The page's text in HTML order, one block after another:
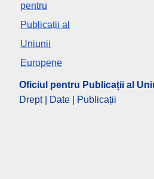
Oficiul pentru Publicații al
Drept | Date | Publicații